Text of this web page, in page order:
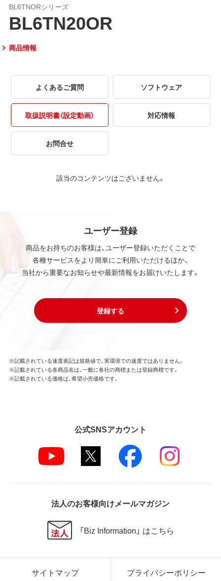
BL6TNORシリーズ
BL6TN20OR
商品情報
よくあるご質問 ソフトウェア
取扱説明書（設定動画） 対応情報
お問合せ
該当のコンテンツはございません。
ユーザー登録
商品をお持ちのお客様は、ユーザー登録いただくことで
各種サービスをより簡単にご利用いただけるほか、
当社から重要なお知らせや最新情報をお届けいたします。
登録する
※記載されている速度表記は規格値で、実環境での速度ではありません。
※記載されている各商品名は、一般に各社の商標または登録商標です。
※記載されている価格は、希望小売価格です。
公式SNSアカウント
法人のお客様向けメールマガジン
「Biz Information」 はこちら
サイトマップ プライバシーポリシー